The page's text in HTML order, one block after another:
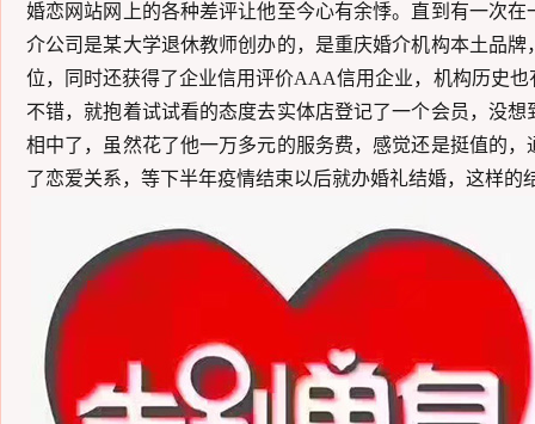
婚恋网站网上的各种差评让他至今心有余悸。直到有一次
介公司是某大学退休教师创办的，是重庆婚介机构本土品
位，同时还获得了企业信用评价AAA信用企业，机构历史也
不错，就抱着试试看的态度去实体店登记了一个会员，没
相中了，虽然花了他一万多元的服务费，感觉还是挺值的
了恋爱关系，等下半年疫情结束以后就办婚礼结婚，这样的